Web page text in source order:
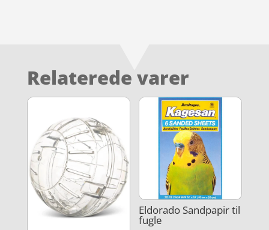
Relaterede varer
Eldorado Sandpapir til
fugle